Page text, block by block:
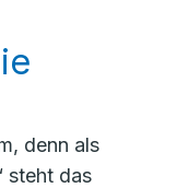
denn als
steht das